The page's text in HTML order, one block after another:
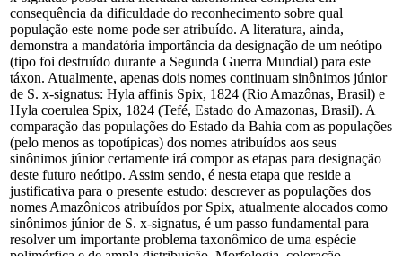
consequência da dificuldade do reconhecimento sobre qual
população este nome pode ser atribuído. A literatura, ainda,
demonstra a mandatória importância da designação de um neótipo
(tipo foi destruído durante a Segunda Guerra Mundial) para este
táxon. Atualmente, apenas dois nomes continuam sinônimos júnior
de S. x-signatus: Hyla affinis Spix, 1824 (Rio Amazônas, Brasil) e
Hyla coerulea Spix, 1824 (Tefé, Estado do Amazonas, Brasil). A
comparação das populações do Estado da Bahia com as populações
(pelo menos as topotípicas) dos nomes atribuídos aos seus
sinônimos júnior certamente irá compor as etapas para designação
deste futuro neótipo. Assim sendo, é nesta etapa que reside a
justificativa para o presente estudo: descrever as populações dos
nomes Amazônicos atribuídos por Spix, atualmente alocados como
sinônimos júnior de S. x-signatus, é um passo fundamental para
resolver um importante problema taxonômico de uma espécie